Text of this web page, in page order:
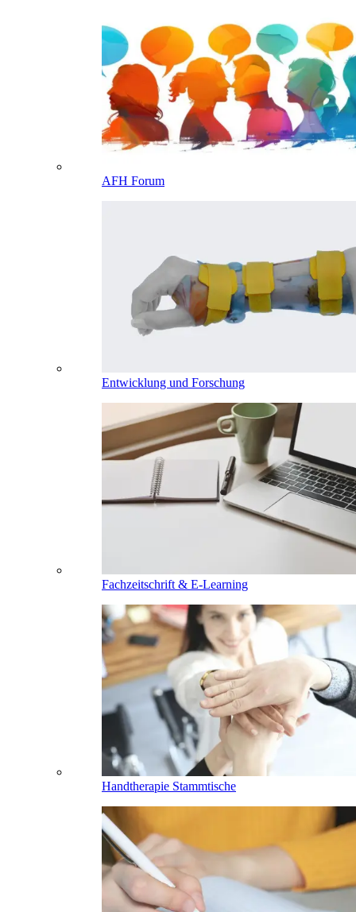
AFH Forum
Entwicklung und Forschung
Fachzeitschrift & E-Learning
Handtherapie Stammtische